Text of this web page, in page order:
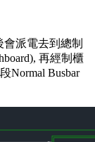
派電去到總制
再經制櫃
Normal Busbar